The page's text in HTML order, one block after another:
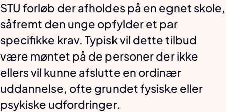
STU forløb der afholdes på en egnet skole,
såfremt den unge opfylder et par
specifikke krav. Typisk vil dette tilbud
være møntet på de personer der ikke
ellers vil kunne afslutte en ordinær
uddannelse, ofte grundet fysiske eller
psykiske udfordringer.